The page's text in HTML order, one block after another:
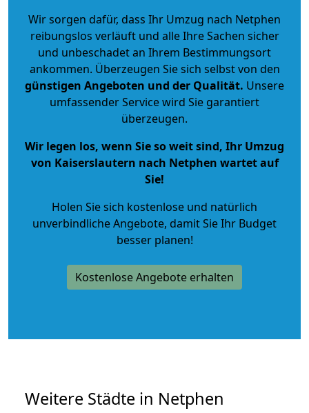
Wir sorgen dafür, dass Ihr Umzug nach Netphen
reibungslos verläuft und alle Ihre Sachen sicher
und unbeschadet an Ihrem Bestimmungsort
ankommen. Überzeugen Sie sich selbst von den
günstigen Angeboten und der Qualität. Unsere
umfassender Service wird Sie garantiert
überzeugen.
Wir legen los, wenn Sie so weit sind, Ihr Umzug
von Kaiserslautern nach Netphen wartet auf
Sie!
Holen Sie sich kostenlose und natürlich
unverbindliche Angebote, damit Sie Ihr Budget
besser planen!
Kostenlose Angebote erhalten
Weitere Städte in Netphen